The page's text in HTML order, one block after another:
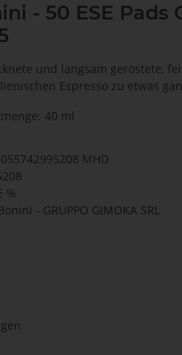
- 50 ESE Pads
und langsam geröstete,
Espresso zu etwas
40 ml
MHD
%
- GRUPPO GIMOKA SRL